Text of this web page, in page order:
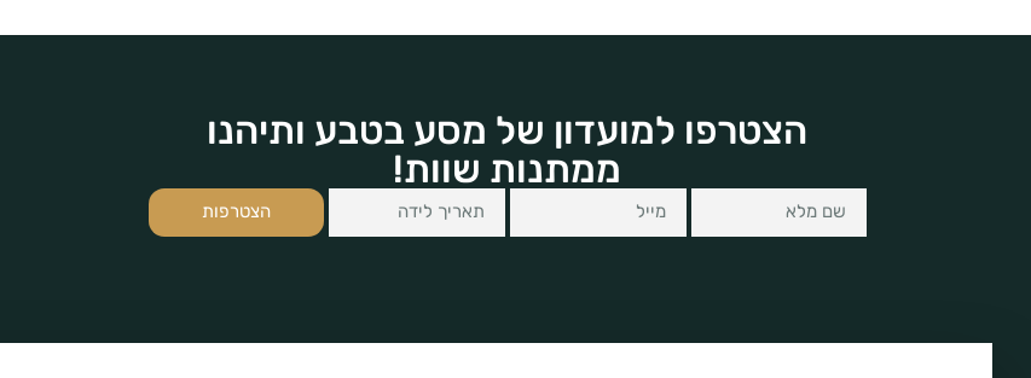
הצטרפו למועדון של מסע בטבע ותיהנו
ממתנות שוות!
הצטרפות